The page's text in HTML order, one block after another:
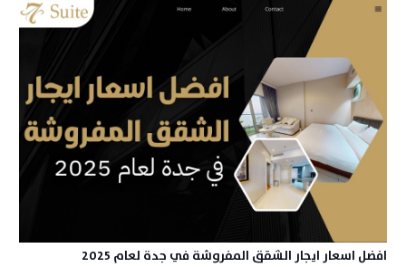
افضل اسعار ايجار الشقق المفروشة في جدة لعام 2025